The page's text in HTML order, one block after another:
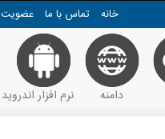
خانه تماس با ما عضویت
دامنه نرم افزار اندروید